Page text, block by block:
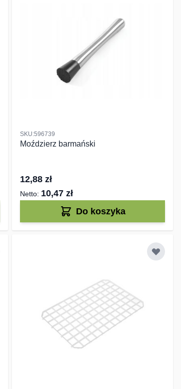
SKU:596739
Moździerz barmański
12,88 zł
10,47 zł
Do koszyka